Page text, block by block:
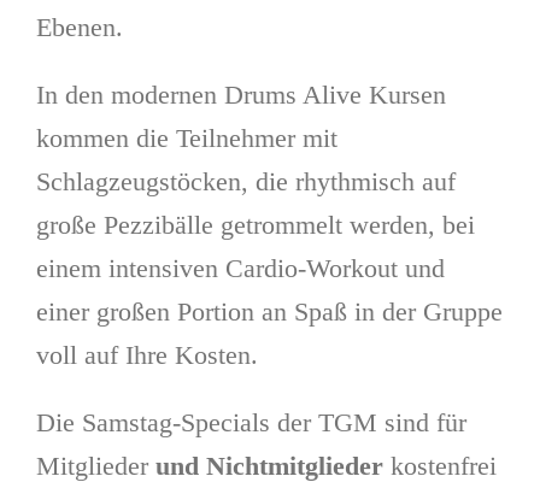
Ebenen.
In den modernen Drums Alive Kursen
kommen die Teilnehmer mit
Schlagzeugstöcken, die rhythmisch auf
große Pezzibälle getrommelt werden, bei
einem intensiven Cardio-Workout und
einer großen Portion an Spaß in der Gruppe
voll auf Ihre Kosten.
Die Samstag-Specials der TGM sind für
Mitglieder und Nichtmitgliederkostenfrei